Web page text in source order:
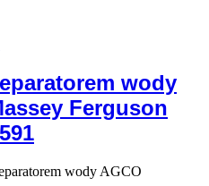
wody
Ferguson
wody AGCO